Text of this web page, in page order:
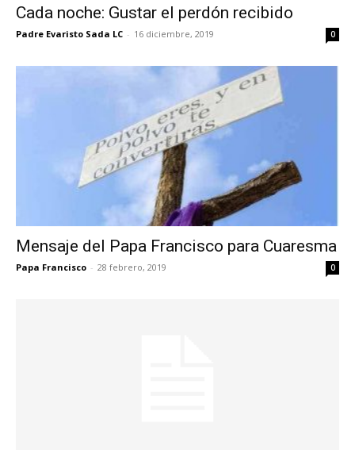
Cada noche: Gustar el perdón recibido
Padre Evaristo Sada LC - 16 diciembre, 2019 0
Mensaje del Papa Francisco para Cuaresma
Papa Francisco - 28 febrero, 2019 0